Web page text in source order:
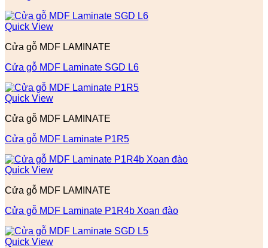
Quick View
Cửa gỗ MDF LAMINATE
Cửa gỗ MDF Laminate SGD L6
Quick View
Cửa gỗ MDF LAMINATE
Cửa gỗ MDF Laminate P1R5
Quick View
Cửa gỗ MDF LAMINATE
Cửa gỗ MDF Laminate P1R4b Xoan đào
Quick View